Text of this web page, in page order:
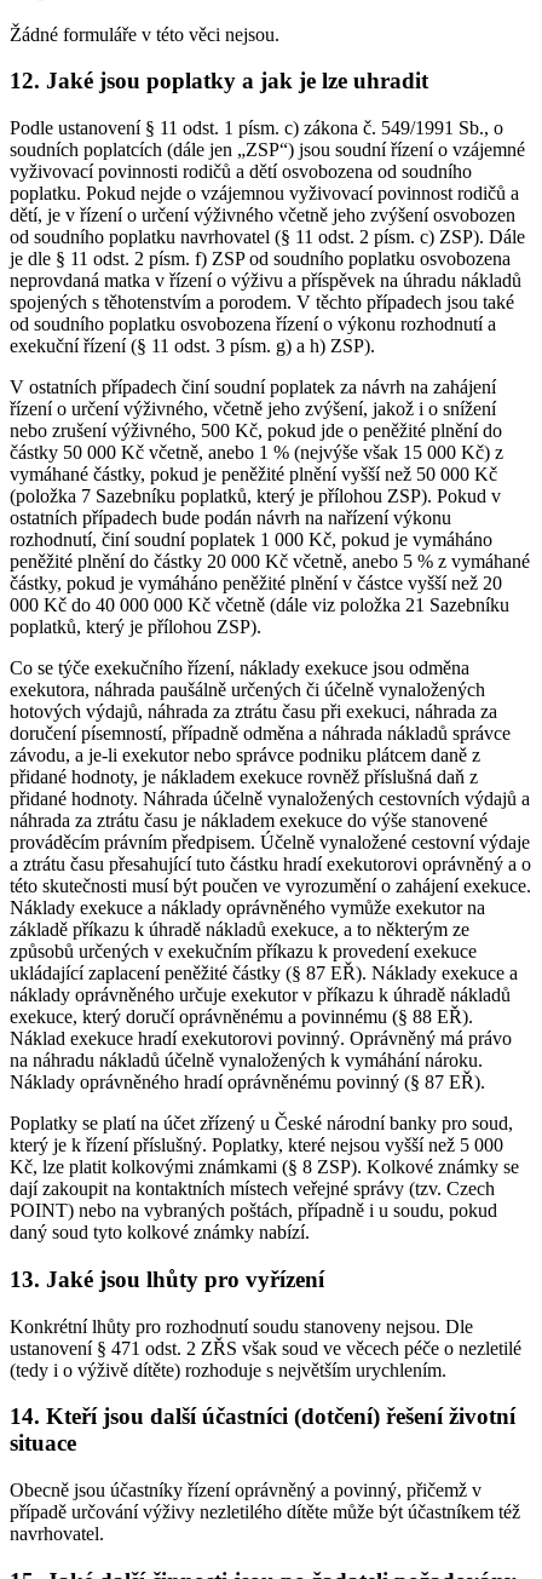
Žádné formuláře v této věci nejsou.
12. Jaké jsou poplatky a jak je lze uhradit
Podle ustanovení § 11 odst. 1 písm. c) zákona č. 549/1991 Sb., o
soudních poplatcích (dále jen „ZSP“) jsou soudní řízení o vzájemné
vyživovací povinnosti rodičů a dětí osvobozena od soudního
poplatku. Pokud nejde o vzájemnou vyživovací povinnost rodičů a
dětí, je v řízení o určení výživného včetně jeho zvýšení osvobozen
od soudního poplatku navrhovatel (§ 11 odst. 2 písm. c) ZSP). Dále
je dle § 11 odst. 2 písm. f) ZSP od soudního poplatku osvobozena
neprovdaná matka v řízení o výživu a příspěvek na úhradu nákladů
spojených s těhotenstvím a porodem. V těchto případech jsou také
od soudního poplatku osvobozena řízení o výkonu rozhodnutí a
exekuční řízení (§ 11 odst. 3 písm. g) a h) ZSP).
V ostatních případech činí soudní poplatek za návrh na zahájení
řízení o určení výživného, včetně jeho zvýšení, jakož i o snížení
nebo zrušení výživného, 500 Kč, pokud jde o peněžité plnění do
částky 50 000 Kč včetně, anebo 1 % (nejvýše však 15 000 Kč) z
vymáhané částky, pokud je peněžité plnění vyšší než 50 000 Kč
(položka 7 Sazebníku poplatků, který je přílohou ZSP). Pokud v
ostatních případech bude podán návrh na nařízení výkonu
rozhodnutí, činí soudní poplatek 1 000 Kč, pokud je vymáháno
peněžité plnění do částky 20 000 Kč včetně, anebo 5 % z vymáhané
částky, pokud je vymáháno peněžité plnění v částce vyšší než 20
000 Kč do 40 000 000 Kč včetně (dále viz položka 21 Sazebníku
poplatků, který je přílohou ZSP).
Co se týče exekučního řízení, náklady exekuce jsou odměna
exekutora, náhrada paušálně určených či účelně vynaložených
hotových výdajů, náhrada za ztrátu času při exekuci, náhrada za
doručení písemností, případně odměna a náhrada nákladů správce
závodu, a je-li exekutor nebo správce podniku plátcem daně z
přidané hodnoty, je nákladem exekuce rovněž příslušná daň z
přidané hodnoty. Náhrada účelně vynaložených cestovních výdajů a
náhrada za ztrátu času je nákladem exekuce do výše stanovené
prováděcím právním předpisem. Účelně vynaložené cestovní výdaje
a ztrátu času přesahující tuto částku hradí exekutorovi oprávněný a o
této skutečnosti musí být poučen ve vyrozumění o zahájení exekuce.
Náklady exekuce a náklady oprávněného vymůže exekutor na
základě příkazu k úhradě nákladů exekuce, a to některým ze
způsobů určených v exekučním příkazu k provedení exekuce
ukládající zaplacení peněžité částky (§ 87 EŘ). Náklady exekuce a
náklady oprávněného určuje exekutor v příkazu k úhradě nákladů
exekuce, který doručí oprávněnému a povinnému (§ 88 EŘ).
Náklad exekuce hradí exekutorovi povinný. Oprávněný má právo
na náhradu nákladů účelně vynaložených k vymáhání nároku.
Náklady oprávněného hradí oprávněnému povinný (§ 87 EŘ).
Poplatky se platí na účet zřízený u České národní banky pro soud,
který je k řízení příslušný. Poplatky, které nejsou vyšší než 5 000
Kč, lze platit kolkovými známkami (§ 8 ZSP). Kolkové známky se
dají zakoupit na kontaktních místech veřejné správy (tzv. Czech
POINT) nebo na vybraných poštách, případně i u soudu, pokud
daný soud tyto kolkové známky nabízí.
13. Jaké jsou lhůty pro vyřízení
Konkrétní lhůty pro rozhodnutí soudu stanoveny nejsou. Dle
ustanovení § 471 odst. 2 ZŘS však soud ve věcech péče o nezletilé
(tedy i o výživě dítěte) rozhoduje s největším urychlením.
14. Kteří jsou další účastníci (dotčení) řešení životní
situace
Obecně jsou účastníky řízení oprávněný a povinný, přičemž v
případě určování výživy nezletilého dítěte může být účastníkem též
navrhovatel.